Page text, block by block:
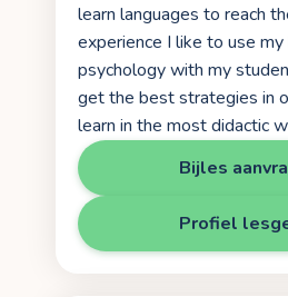
learn languages to reach
experience I like to use
psychology with my
get the best strategies in
learn in the most didactic
Bijles
Profiel